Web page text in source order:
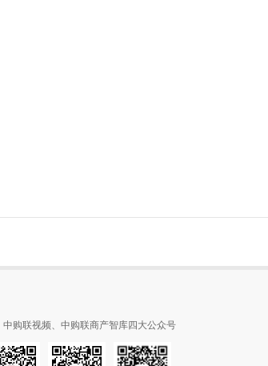
购联视频、中购联商产智库四大公众号